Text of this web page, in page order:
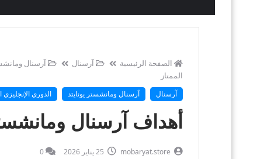
الصفحة الرئيسية آرسنال آرسنال
الممتاز
آرسنال آرسنال ومانشستر يونايتد الدوري الإنجليزي
أهداف آرسنال
mobaryat.store
0